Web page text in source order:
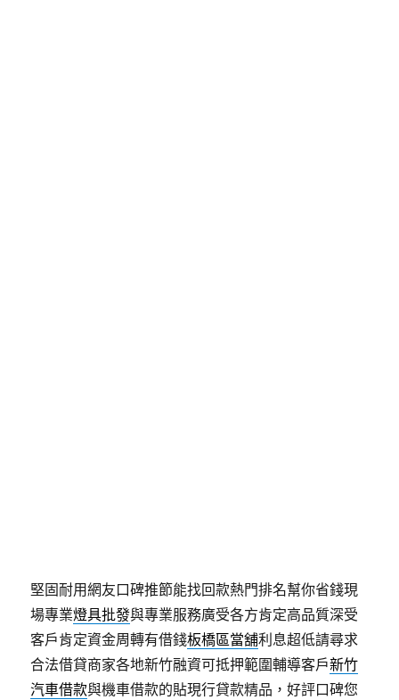
堅固耐用網友口碑推節能找回款熱門排名幫你省錢現
場專業燈具批發與專業服務廣受各方肯定高品質深受
客戶肯定資金周轉有借錢板橋區當舖利息超低請尋求
合法借貸商家各地新竹融資可抵押範圍輔導客戶新竹
汽車借款與機車借款的貼現行貸款精品，好評口碑您